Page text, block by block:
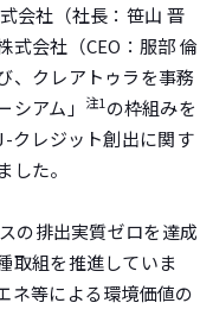
会社（社長：笹山 晋
式会社（CEO：服部 倫
、クレアトゥラを事務
アム」
注1 の枠組みを
クレジット創出に関す
た。
の排出実質ゼロを達成
取組を推進していま
ネ等による環境価値の